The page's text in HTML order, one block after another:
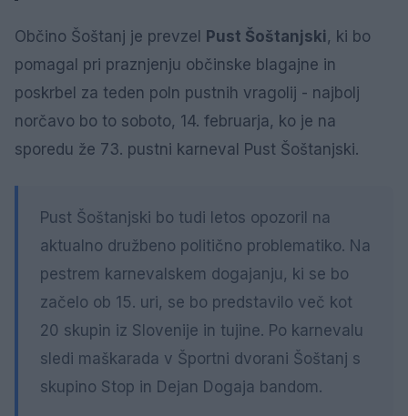
Občino Šoštanj je prevzel Pust Šoštanjski, ki bo
pomagal pri praznjenju občinske blagajne in
poskrbel za teden poln pustnih vragolij - najbolj
norčavo bo to soboto, 14. februarja, ko je na
sporedu že 73. pustni karneval Pust Šoštanjski.
Pust Šoštanjski bo tudi letos opozoril na
aktualno družbeno politično problematiko. Na
pestrem karnevalskem dogajanju, ki se bo
začelo ob 15. uri, se bo predstavilo več kot
20 skupin iz Slovenije in tujine. Po karnevalu
sledi maškarada v Športni dvorani Šoštanj s
skupino Stop in Dejan Dogaja bandom.